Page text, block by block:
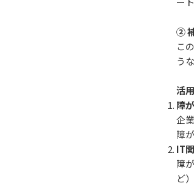
②
こ
う
活
障
企
障
IT
障
ど